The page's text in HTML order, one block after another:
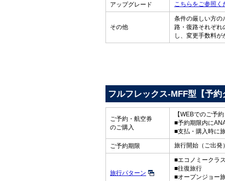
アップグレード こちらをご参照く
その他
条件の厳しい方の
路・復路それぞれ
し、変更手数料
フルフレックス-MFF型【予約
ご予約・航空券
のご購入
【WEBでのご予
■予約期限内に
■支払・購入時に
ご予約期限 旅行開始（ご出発
旅行パターン
■エコノミークラ
■往復旅行
■オープンジョー